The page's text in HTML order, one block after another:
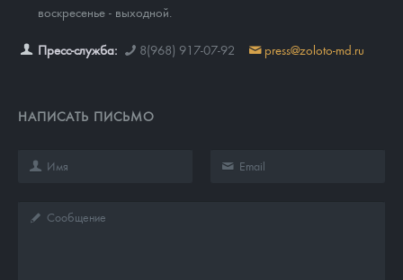
воскресенье - выходной.
Пресс-служба: 8(968) 917-07-92 press@zoloto-md.ru
НАПИСАТЬ ПИСЬМО